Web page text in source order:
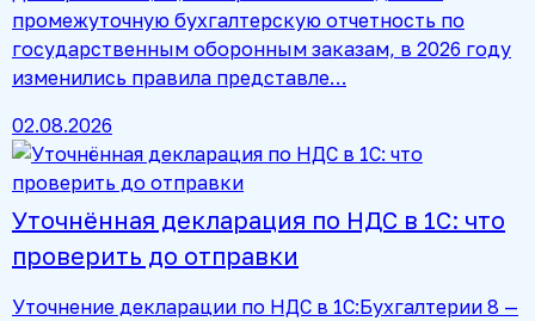
промежуточную бухгалтерскую отчетность по
государственным оборонным заказам, в 2026 году
изменились правила представле…
02.08.2026
Уточнённая декларация по НДС в 1С: что
проверить до отправки
Уточнение декларации по НДС в 1С:Бухгалтерии 8 —